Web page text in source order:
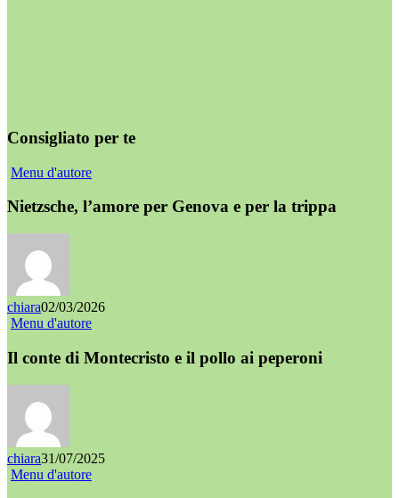
Consigliato per te
Menu d'autore
Nietzsche, l’amore per Genova e per la trippa
chiara02/03/2026
Menu d'autore
Il conte di Montecristo e il pollo ai peperoni
chiara31/07/2025
Menu d'autore